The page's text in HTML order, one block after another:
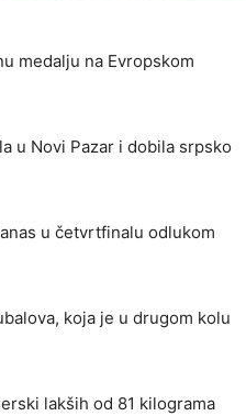
medalju na Evropskom
u Novi Pazar i dobila srpsko
u četvrtfinalu odlukom
koja je u drugom kolu
lakših od 81 kilograma